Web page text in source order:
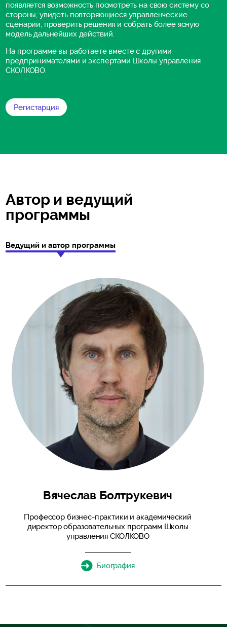
появляется возможность посмотреть на свою систему со
стороны, увидеть повторяющиеся управленческие
сценарии, проверить решения и собрать более ясную
модель дальнейших действий.
На программе вы работаете вместе с другими
предпринимателями и экспертами Школы управления
СКОЛКОВО.
Регистарция
Автор и ведущий
программы
Ведущий и автор программы
Вячеслав Болтрукевич
Профессор бизнес-практики и академический
директор образовательных программ Школы
управления СКОЛКОВО
Биография